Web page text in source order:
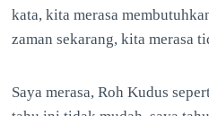
kata, kita merasa
zaman sekarang, kita merasa
Saya merasa, Roh Kudus